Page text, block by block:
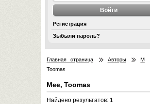
Регистрация
Зыбыли пароль?
Главная страница Авторы M
Toomas
Mee, Toomas
Найдено результатов: 1